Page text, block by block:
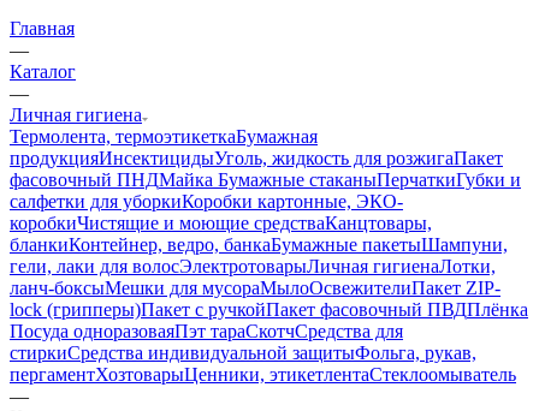
Главная
—
Каталог
—
Личная гигиена
Термолента, термоэтикеткаБумажная
продукцияИнсектицидыУголь, жидкость для розжигаПакет
фасовочный ПНДМайка Бумажные стаканыПерчаткиГубки и
салфетки для уборкиКоробки картонные, ЭКО-
коробкиЧистящие и моющие средстваКанцтовары,
бланкиКонтейнер, ведро, банкаБумажные пакетыШампуни,
гели, лаки для волосЭлектротоварыЛичная гигиенаЛотки,
ланч-боксыМешки для мусораМылоОсвежителиПакет ZIP-
lock (грипперы)Пакет с ручкойПакет фасовочный ПВДПлёнка
Посуда одноразоваяПэт тараСкотчСредства для
стиркиСредства индивидуальной защитыФольга, рукав,
пергаментХозтоварыЦенники, этикетлентаСтеклоомыватель
—